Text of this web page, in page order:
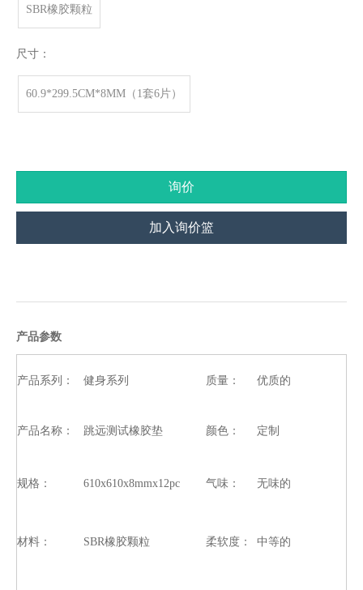
SBR橡胶颗粒
尺寸：
60.9*299.5CM*8MM（1套6片）
询价
加入询价篮
产品参数
产品系列： 健身系列 质量： 优质的
产品名称： 跳远测试橡胶垫 颜色： 定制
规格： 610x610x8mmx12pc 气味： 无味的
材料： SBR橡胶颗粒 柔软度： 中等的